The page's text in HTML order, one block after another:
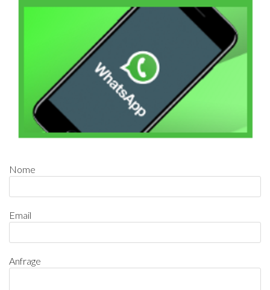
Nome
Email
Anfrage